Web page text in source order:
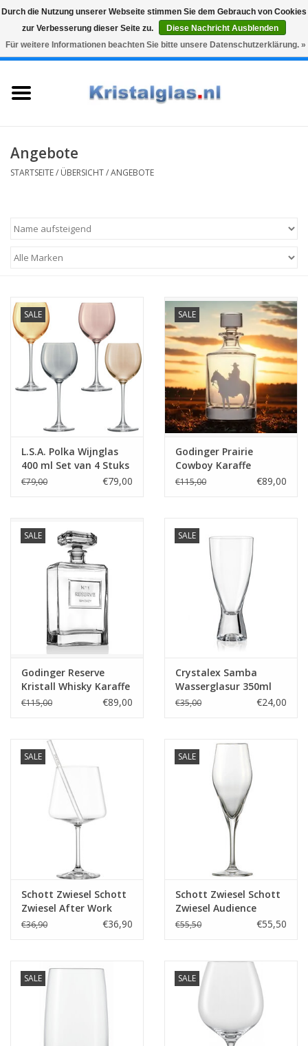
Snelle levering
Graveren
0 Artikel - €0,00
Karaffen
Kaffee & Tee
Bar & Wein
Angebote
STARTSEITE/ ÜBERSICHT/ANGEBOTE
SALE
L.S.A. Polka Wijnglas
400 ml Set van 4 Stuks
Assorti
€79,00 €79,00
SALE
Godinger Prairie
Cowboy Karaffe
€115,00 €89,00
SALE
Godinger Reserve
Kristall Whisky Karaffe
– 1,18 Liter
€115,00 €89,00
SALE
Crystalex Samba
Wasserglasur 350ml
€35,00 €24,00
SALE
Schott Zwiesel Schott
Zwiesel After Work
MioVino 9-delige set
€36,90 €36,90
SALE
Schott Zwiesel Schott
Zwiesel Audience
Champagneglas met
€55,50 €55,50
SALE SALE
Durch die Nutzung unserer Webseite stimmen Sie dem Gebrauch von Cookies
zur Verbesserung dieser Seite zu.
Diese Nachricht Ausblenden
Für weitere Informationen beachten Sie bitte unsere Datenschutzerklärung. »